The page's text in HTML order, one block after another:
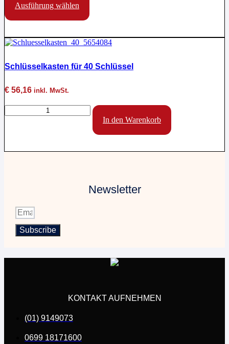
Ausführung wählen
weist
auf.
können
gewählt
werden
Schlüsselkasten für 40 Schlüssel
€ 56,16 inkl. MwSt.
Schlüsselkasten
für
In den Warenkorb
Newsletter
Subscribe
KONTAKT AUFNEHMEN
(01) 9149073
0699 18171600